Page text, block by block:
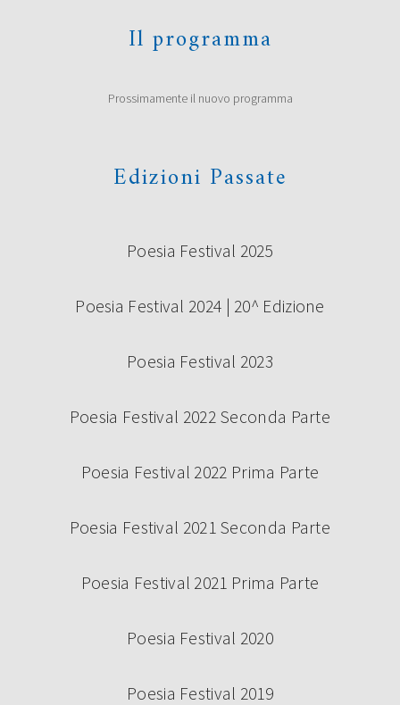
Il programma
Prossimamente il nuovo programma
Edizioni Passate
Poesia Festival 2025
Poesia Festival 2024 | 20^ Edizione
Poesia Festival 2023
Poesia Festival 2022 Seconda Parte
Poesia Festival 2022 Prima Parte
Poesia Festival 2021 Seconda Parte
Poesia Festival 2021 Prima Parte
Poesia Festival 2020
Poesia Festival 2019